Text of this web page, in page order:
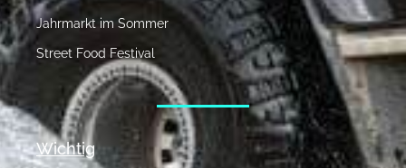
Jahrmarkt im Sommer
Street Food Festival
Wichtig